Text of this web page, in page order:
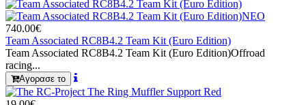
ΝΕΟ
740.00€
Team Associated RC8B4.2 Team Kit (Euro Edition)
Team Associated RC8B4.2 Team Kit (Euro Edition)Offroad
racing...
Αγορασε το